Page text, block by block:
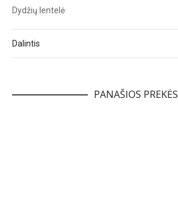
Dydžių lentelė
Dalintis
PANAŠIOS PREKĖS